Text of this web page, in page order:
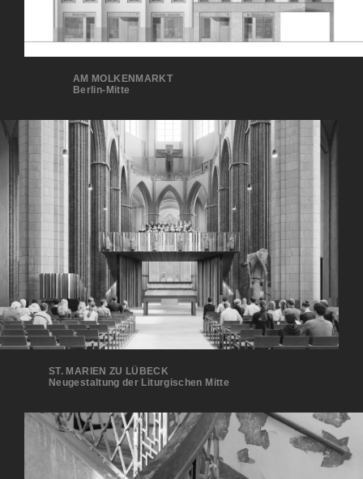
AM MOLKENMARKT
Berlin-Mitte
ST. MARIEN ZU LÜBECK
Neugestaltung der Liturgischen Mitte